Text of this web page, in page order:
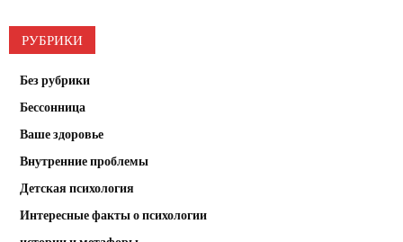
РУБРИКИ
Без рубрики
Бессонница
Ваше здоровье
Внутренние проблемы
Детская психология
Интересные факты о психологии